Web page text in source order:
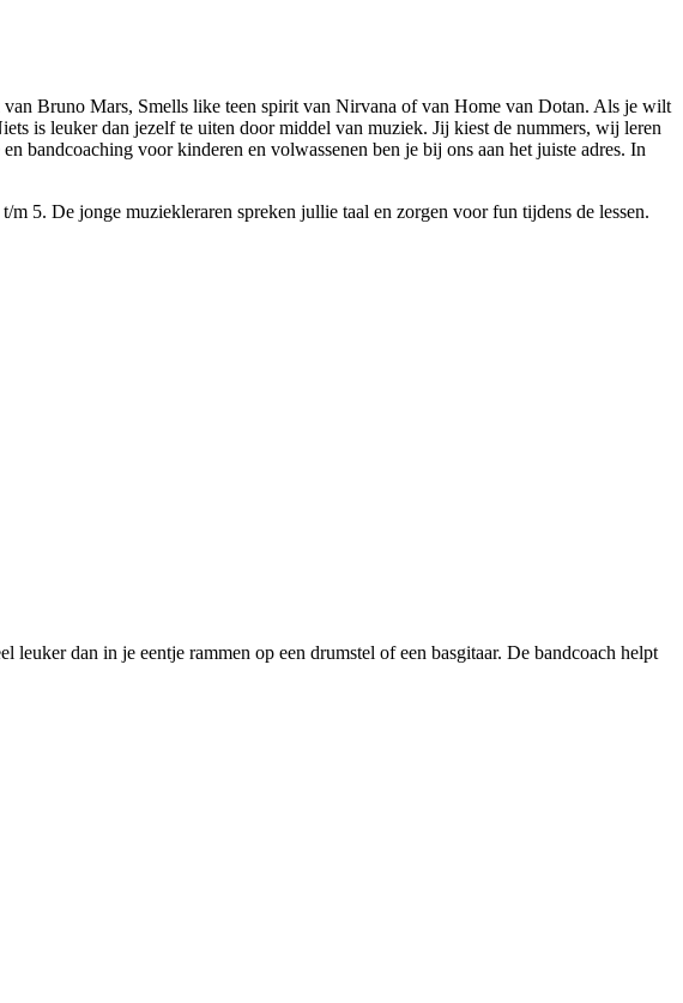
Bruno Mars, Smells like teen spirit van Nirvana of van Home van Dotan. Als je wilt
is leuker dan jezelf te uiten door middel van muziek. Jij kiest de nummers, wij leren
bandcoaching voor kinderen en volwassenen ben je bij ons aan het juiste adres. In
5. De jonge muziekleraren spreken jullie taal en zorgen voor fun tijdens de lessen.
dan in je eentje rammen op een drumstel of een basgitaar. De bandcoach helpt